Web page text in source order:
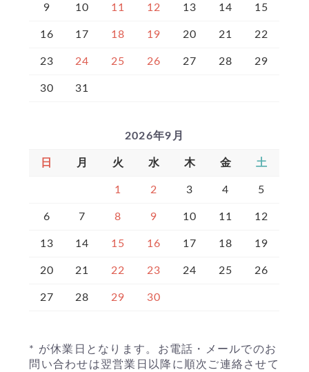
9 10 11 12 13 14 15
16 17 18 19 20 21 22
23 24 25 26 27 28 29
30 31
2026年9月
日 月 火 水 木 金 土
1 2 3 4 5
6 7 8 9 10 11 12
13 14 15 16 17 18 19
20 21 22 23 24 25 26
27 28 29 30
* が休業日となります。お電話・メールでのお
問い合わせは翌営業日以降に順次ご連絡させて